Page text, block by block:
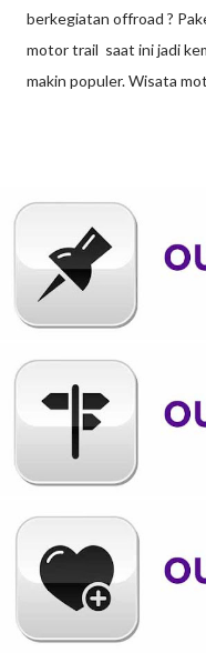
berkegiatan offroad ?
motor trail saat ini jadi
makin populer. Wisata
motor trail sebagai salah
bedanya dengan
allroad atau dual sport.
raya dan juga untuk
motorcross, pasti terlihat
bentuknya mirip. Dari
memang mirip misalnya
penggunaan spakbor
MOTOR TRAIL : BISA
disebut juga dengan
motor ini m...